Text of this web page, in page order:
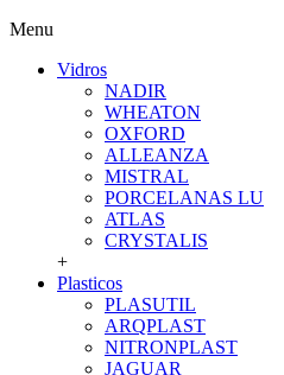
Menu
Vidros
NADIR
WHEATON
OXFORD
ALLEANZA
MISTRAL
PORCELANAS LU
ATLAS
CRYSTALIS
+
Plasticos
PLASUTIL
ARQPLAST
NITRONPLAST
JAGUAR